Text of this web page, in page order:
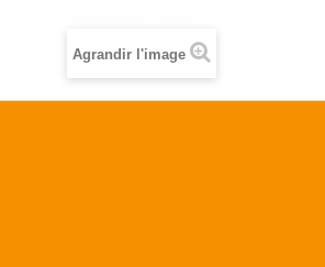
Agrandir l'image